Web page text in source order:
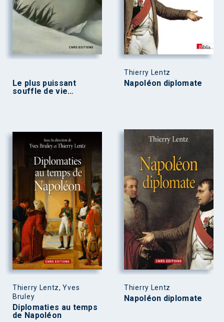
Le plus puissant
souffle de vie…
Thierry Lentz
Napoléon diplomate
Thierry Lentz, Yves
Bruley
Diplomaties au temps
de Napoléon
Thierry Lentz
Napoléon diplomate